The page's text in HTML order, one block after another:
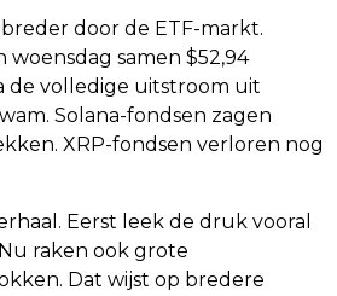
door de ETF-markt.
woensdag samen $52,94
de volledige uitstroom uit
Solana-fondsen zagen
XRP-fondsen verloren nog
Eerst leek de druk vooral
raken ook grote
Dat wijst op bredere